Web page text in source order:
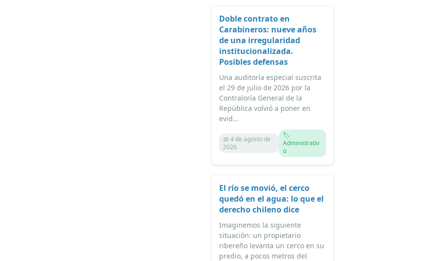
Doble contrato en
Carabineros: nueve años
de una irregularidad
institucionalizada.
Posibles defensas
Una auditoría especial suscrita
el 29 de julio de 2026 por la
Contraloría General de la
República volvió a poner en
evid...
📅 4 de agosto de
2026
🏷️
Administrativ
o
El río se movió, el cerco
quedó en el agua: lo que el
derecho chileno dice
Imaginemos la siguiente
situación: un propietario
ribereño levanta un cerco en su
predio, a pocos metros del